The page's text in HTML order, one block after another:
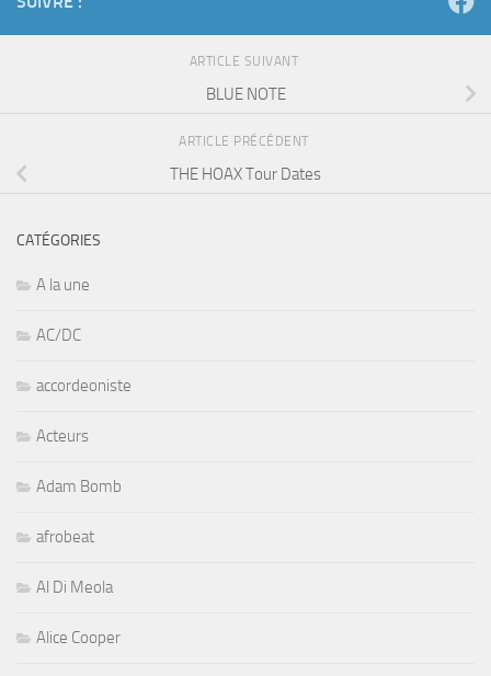
ARTICLE SUIVANT
BLUE NOTE
ARTICLE PRÉCÉDENT
THE HOAX Tour Dates
CATÉGORIES
A la une
AC/DC
accordeoniste
Acteurs
Adam Bomb
afrobeat
Al Di Meola
Alice Cooper